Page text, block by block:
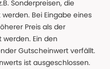
Sonderpreisen, die
Bei Eingabe eines
Preis als der
Ein den
Gutscheinwert verfällt.
ist ausgeschlossen.